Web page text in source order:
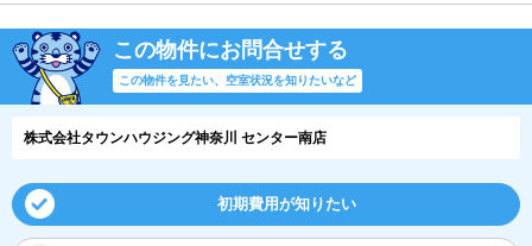
この物件にお問合せする
この物件を見たい、空室状況を知りたいなど
株式会社タウンハウジング神奈川 センター南店
初期費用が知りたい